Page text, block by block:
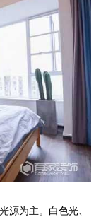
为主。白色光、